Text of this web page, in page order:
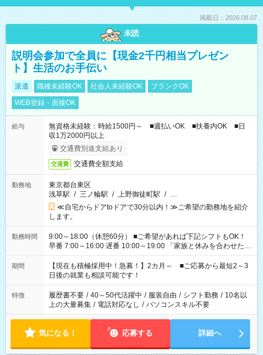
掲載日：2026.08.07
未読
説明会参加で全員に【現金2千円相当プレゼン
ト】生活のお手伝い
派遣 職種未経験OK 社会人未経験OK
ブランクOK
WEB登録・面接OK
給与
無資格未経験：時給1500円～ ■週払いOK ■扶養内OK ■日
収1万2000円以上
交通費別途支給あり
交通費 交通費全額支給
勤務地
東京都台東区
浅草駅 / 三ノ輪駅 / 上野御徒町駅 / …
≪自宅からドアtoドアで30分以内！≫ご希望の勤務地を紹介
します。
勤務時間
9:00～18:00（休憩60分） ■ご希望があれば下記シフトもOK！
早番 7:00～16:00 遅番 10:00～19:00 「家族と休みを合わせた
い」 「余裕を持って夕飯の準備がしたい」 「できれば残業はし
たくない」 など、ご希望を教えてくださいね。 ※Wワーク希望
の方へ 今ご覧のお仕事で希望する勤務時間と、もう1つのお仕事
の勤務時間。 合計で週40時間を超える場合は応募できません。
期間
【現在も積極採用中！急募！】2カ月～ ■ご応募から最短2～3
日後の就業も相談可能です！
特徴 履歴書不要 / 40～50代活躍中 / 服装自由 / シフト勤務 / 10名以
上の大量募集 / 電話対応なし / パソコンスキル不要
気になる！ 応募する 詳細へ